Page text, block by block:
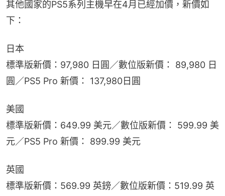
其他國家的PS5系列主機早在4月已經加價，新價如
下：
日本
標準版新價：97,980 日圓／數位版新價： 89,980 日
圓／PS5 Pro 新價： 137,980日圓
美國
標準版新價：649.99 美元／數位版新價： 599.99 美
元／PS5 Pro 新價： 899.99 美元
英國
標準版新價：569.99 英鎊／數位版新價：519.99 英